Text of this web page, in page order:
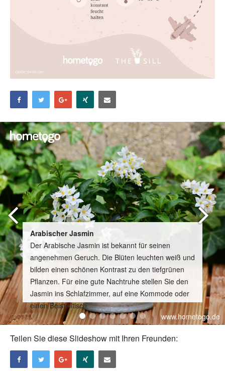
Arabischer Jasmin
Der Arabische Jasmin ist bekannt für seinen
angenehmen Geruch. Die Blüten leuchten weiß und
bilden einen schönen Kontrast zu den tiefgrünen
Pflanzen. Für eine gute Nachtruhe stellen Sie den
Jasmin ins Schlafzimmer, auf eine Kommode oder
einen Beistelltisch.
www.hometogo.de
Teilen Sie diese Slideshow mit Ihren Freunden: